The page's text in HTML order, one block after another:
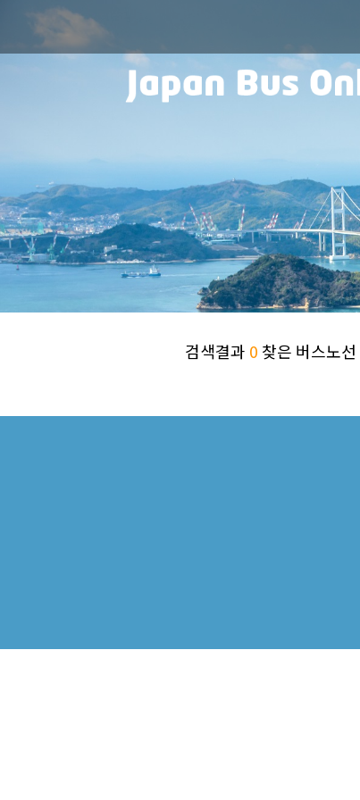
검색결과 0 찾은 버스노선